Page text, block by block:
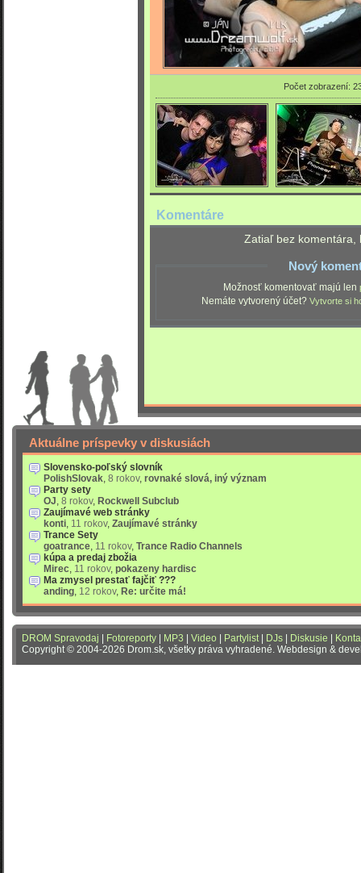
Počet zobrazení:
Komentáre
Zatiaľ bez komentára,
Nový
Možnosť komentovať majú len
Nemáte vytvorený účet? Vytvorte si
Aktuálne príspevky v diskusiách
Slovensko-poľský slovník
PolishSlovak, 8 rokov, rovnaké slová, iný význam
Party sety
OJ, 8 rokov, Rockwell Subclub
Zaujímavé web stránky
konti, 11 rokov, Zaujímavé stránky
Trance Sety
goatrance, 11 rokov, Trance Radio Channels
kúpa a predaj zbožia
Mirec, 11 rokov, pokazeny hardisc
Ma zmysel prestať fajčiť ???
anding, 12 rokov, Re: určite má!
DROM Spravodaj Fotoreporty MP3 Video Partylist| DJs Diskusie
Copyright © 2004-2026 Drom.sk, všetky práva vyhradené. Webdesign &